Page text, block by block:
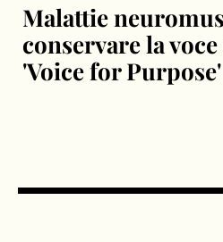
Malattie
conservare la
'Voice for Purpose'